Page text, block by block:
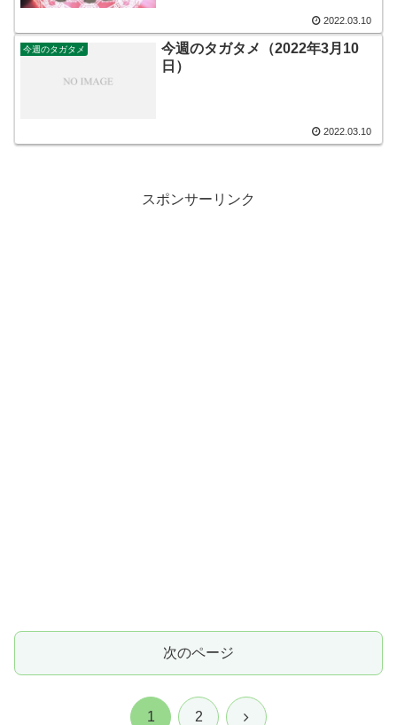
2022.03.10
今週のタガタメ
今週のタガタメ（2022年3月10
日）
2022.03.10
スポンサーリンク
次のページ
1 2 次